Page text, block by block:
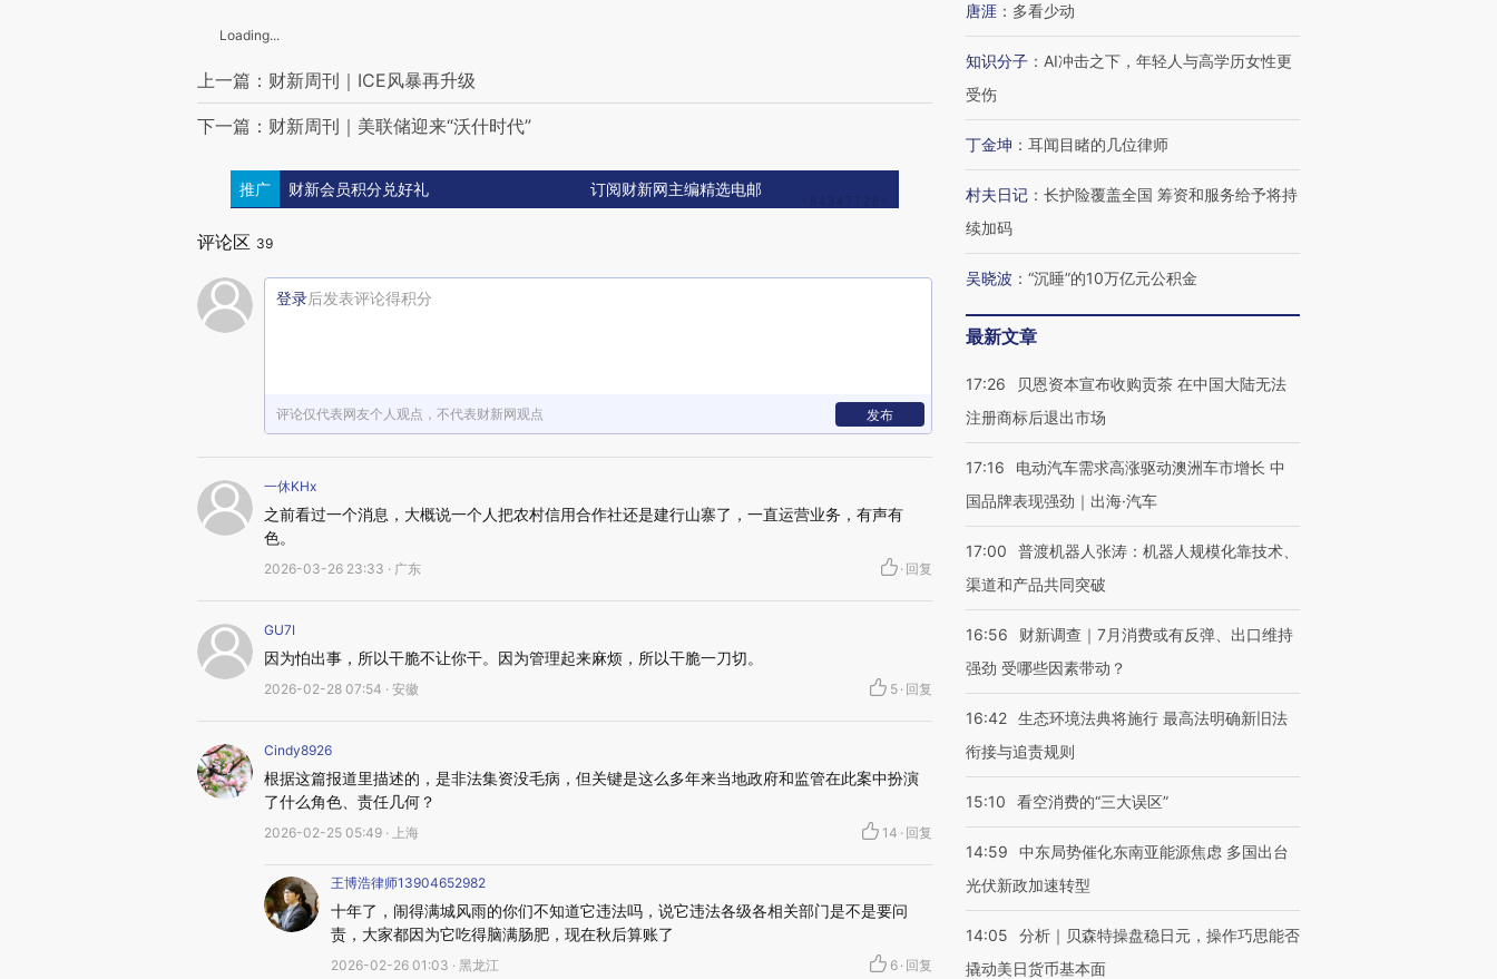
Loading...
上一篇：财新周刊｜ICE风暴再升级
下一篇：财新周刊｜美联储迎来“沃什时代”
推广 财新会员积分兑好礼 订阅财新网主编精选电邮
评论区 39
登录后发表评论得积分
评论仅代表网友个人观点，不代表财新网观点 发布
一休KHx
之前看过一个消息，大概说一个人把农村信用合作社还是建行山寨了，一直运营业务，有声有
色。
2026-03-26 23:33 · 广东 · 回复
GU7I
因为怕出事，所以干脆不让你干。因为管理起来麻烦，所以干脆一刀切。
2026-02-28 07:54 · 安徽 5 · 回复
Cindy8926
根据这篇报道里描述的，是非法集资没毛病，但关键是这么多年来当地政府和监管在此案中扮演
了什么角色、责任几何？
2026-02-25 05:49 · 上海 14 · 回复
王博浩律师13904652982
十年了，闹得满城风雨的你们不知道它违法吗，说它违法各级各相关部门是不是要问
责，大家都因为它吃得脑满肠肥，现在秋后算账了
2026-02-26 01:03 · 黑龙江 6 · 回复
唐涯 ： 多看少动
知识分子 ： AI冲击之下，年轻人与高学历女性更
受伤
丁金坤 ： 耳闻目睹的几位律师
村夫日记 ： 长护险覆盖全国 筹资和服务给予将持
续加码
吴晓波 ： “沉睡”的10万亿元公积金
最新文章
17:26
贝恩资本宣布收购贡茶 在中国大陆无法
注册商标后退出市场
17:16
电动汽车需求高涨驱动澳洲车市增长 中
国品牌表现强劲｜出海·汽车
17:00
普渡机器人张涛：机器人规模化靠技术、
渠道和产品共同突破
16:56
财新调查｜7月消费或有反弹、出口维持
强劲 受哪些因素带动？
16:42 生态环境法典将施行 最高法明确新旧法
衔接与追责规则
15:10 看空消费的“三大误区”
14:59
中东局势催化东南亚能源焦虑 多国出台
光伏新政加速转型
14:05
分析｜贝森特操盘稳日元，操作巧思能否
撬动美日货币基本面